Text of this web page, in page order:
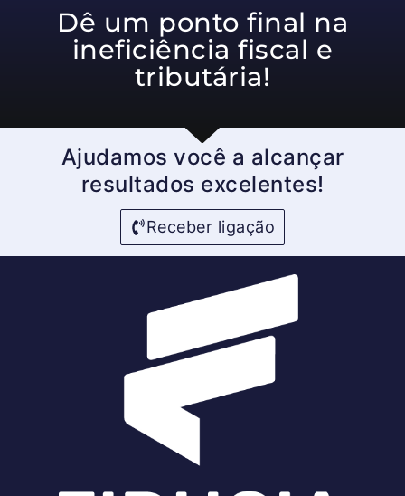
Dê um ponto final na
ineficiência fiscal e
tributária!
Ajudamos você a alcançar
resultados excelentes!
Receber ligação